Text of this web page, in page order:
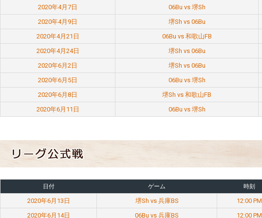
2020年4月7日 06Bu vs 堺Sh
2020年4月9日
堺Sh vs 06Bu
2020年4月21日
06Bu vs 和歌山FB
2020年4月24日
堺Sh vs 06Bu
2020年6月2日
堺Sh vs 06Bu
2020年6月5日
06Bu vs 堺Sh
2020年6月8日
堺Sh vs 和歌山FB
2020年6月11日
06Bu vs 堺Sh
日付 ゲーム 時刻
2020年6月13日 堺Sh vs 兵庫BS 12:00 PM
2020年6月14日
06Bu vs 兵庫BS 12:00 PM